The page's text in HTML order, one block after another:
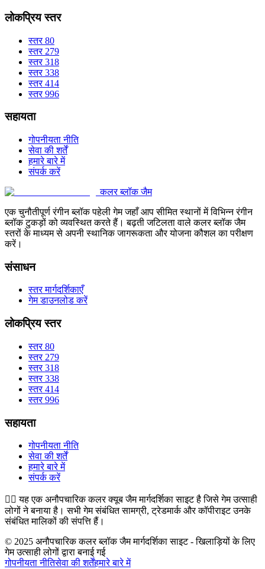
लोकप्रिय स्तर
स्तर 80
स्तर 279
स्तर 318
स्तर 338
स्तर 414
स्तर 996
सहायता
गोपनीयता नीति
सेवा की शर्तें
हमारे बारे में
संपर्क करें
कलर ब्लॉक जैम
एक चुनौतीपूर्ण रंगीन ब्लॉक पहेली गेम जहाँ आप सीमित स्थानों में विभिन्न रंगीन
ब्लॉक टुकड़ों को व्यवस्थित करते हैं। बढ़ती जटिलता वाले कलर ब्लॉक जैम
स्तरों के माध्यम से अपनी स्थानिक जागरूकता और योजना कौशल का परीक्षण
करें।
संसाधन
स्तर मार्गदर्शिकाएँ
गेम डाउनलोड करें
लोकप्रिय स्तर
स्तर 80
स्तर 279
स्तर 318
स्तर 338
स्तर 414
स्तर 996
सहायता
गोपनीयता नीति
सेवा की शर्तें
हमारे बारे में
संपर्क करें
👉🏻यह एक अनौपचारिक कलर क्यूब जैम मार्गदर्शिका साइट है जिसे गेम उत्साही
लोगों ने बनाया है। सभी गेम संबंधित सामग्री, ट्रेडमार्क और कॉपीराइट उनके
संबंधित मालिकों की संपत्ति हैं।
© 2025 अनौपचारिक कलर ब्लॉक जैम मार्गदर्शिका साइट - खिलाड़ियों के लिए
गेम उत्साही लोगों द्वारा बनाई गई
गोपनीयता नीतिसेवा की शर्तेंहमारे बारे में